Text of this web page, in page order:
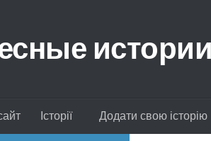
истории
Історії Додати свою історію